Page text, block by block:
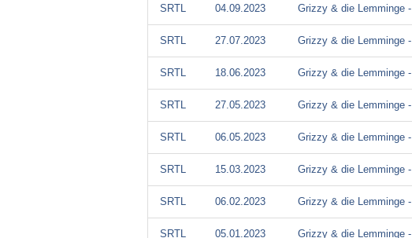
SRTL 04.09.2023 Grizzy & die Lemminge -
SRTL 27.07.2023 Grizzy & die Lemminge -
SRTL 18.06.2023 Grizzy & die Lemminge -
SRTL 27.05.2023 Grizzy & die Lemminge -
SRTL 06.05.2023 Grizzy & die Lemminge -
SRTL 15.03.2023 Grizzy & die Lemminge -
SRTL 06.02.2023 Grizzy & die Lemminge -
SRTL 05.01.2023 Grizzy & die Lemminge -